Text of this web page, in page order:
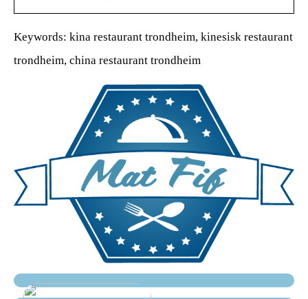
Keywords: kina restaurant trondheim, kinesisk restaurant
trondheim, china restaurant trondheim